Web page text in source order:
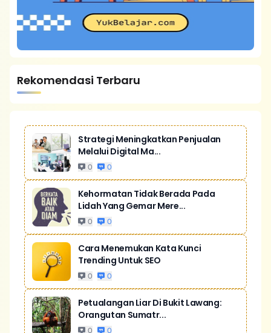
Rekomendasi Terbaru
Strategi Meningkatkan Penjualan
Melalui Digital Ma...
0 0
Kehormatan Tidak Berada Pada
Lidah Yang Gemar Mere...
0 0
Cara Menemukan Kata Kunci
Trending Untuk SEO
0 0
Petualangan Liar Di Bukit Lawang:
Orangutan Sumatr...
0 0